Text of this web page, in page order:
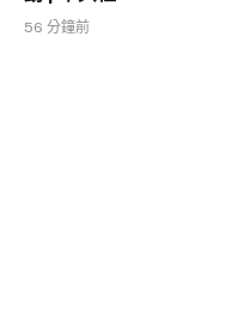
56 分鐘前